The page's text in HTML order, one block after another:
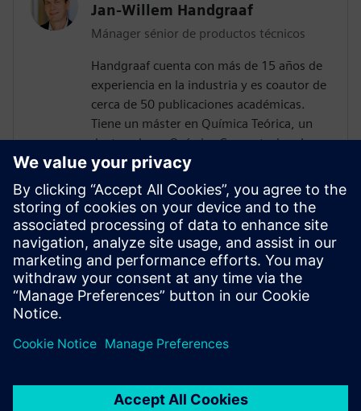
Jan-Willem Handgraaf
Mánager sénior de productos técnicos
Handgraaf cuenta con más de 15 años de
experiencia en la industria y es coautor de
cerca de 50 publicaciones académicas.
Tiene un máster en Química Teórica, un
doctorado en Química Computacional y un
MBA. Hasta hace poco, fue científico jefe
de Aplicaciones del equipo directivo de
Culgi B.V., una empresa de software y
servicios con sede en Leiden (Países Bajos)
centrada en el modelado industrial
multiescala. Ahora es mánager técnico
sénior de producto, y responsable del
producto y el equipo de Simcenter Culgi.